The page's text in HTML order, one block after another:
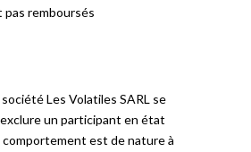
pas remboursés
Les Volatiles SARL se
un participant en état
comportement est de nature à